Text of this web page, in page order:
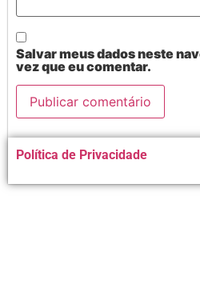
Salvar meus dados neste
vez que eu comentar.
Alternative:
Política de Privacidade